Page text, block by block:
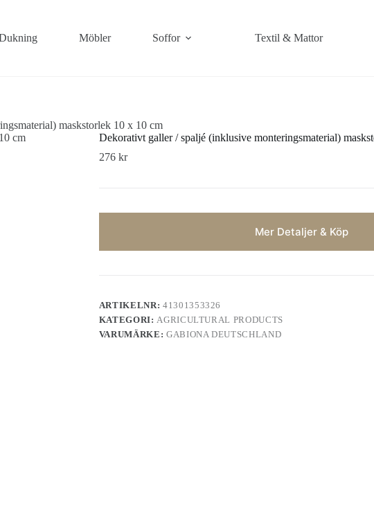
Möbler Soffor Textil & Mattor
maskstorlek 10 x 10 cm
Dekorativt galler / spaljé (inklusive monteringsmaterial)
276 kr
Mer Detaljer & Köp
ARTIKELNR: 41301353326
KATEGORI:AGRICULTURAL PRODUCTS
VARUMÄRKE: GABIONA DEUTSCHLAND